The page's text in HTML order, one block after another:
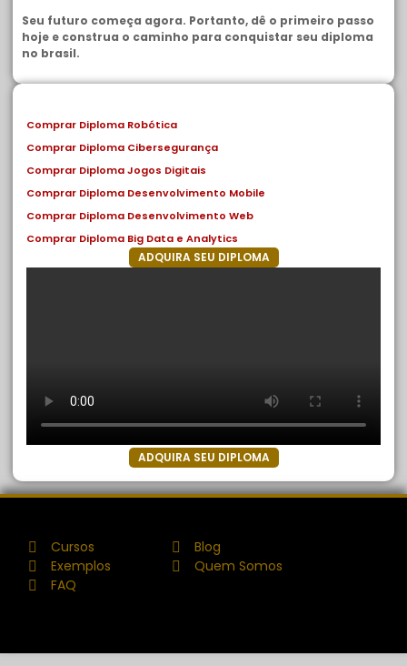
Seu futuro começa agora. Portanto, dê o primeiro passo
hoje e construa o caminho para conquistar seu diploma
no brasil.
Comprar Diploma Robótica
Comprar Diploma Cibersegurança
Comprar Diploma Jogos Digitais
Comprar Diploma Desenvolvimento Mobile
Comprar Diploma Desenvolvimento Web
Comprar Diploma Big Data e Analytics
ADQUIRA SEU DIPLOMA
ADQUIRA SEU DIPLOMA
Cursos
Exemplos
FAQ
Blog
Quem Somos